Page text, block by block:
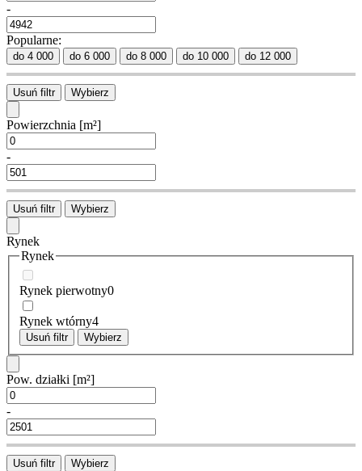
-
Popularne:
do 4 000 do 6 000 do 8 000 do 10 000 do 12 000
Usuń filtr Wybierz
Powierzchnia [m²]
-
Usuń filtr Wybierz
Rynek
Rynek
Rynek pierwotny0
Rynek wtórny4
Usuń filtr Wybierz
Pow. działki [m²]
-
Usuń filtr Wybierz